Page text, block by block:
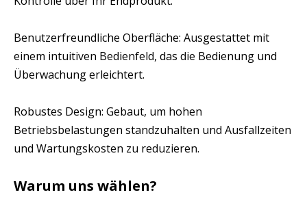
Benutzerfreundliche Oberfläche: Ausgestattet mit
einem intuitiven Bedienfeld, das die Bedienung und
Überwachung erleichtert.
Robustes Design: Gebaut, um hohen
Betriebsbelastungen standzuhalten und Ausfallzeiten
und Wartungskosten zu reduzieren.
Warum uns wählen?